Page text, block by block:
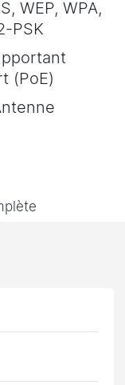
WEP, WPA,
PSK
(PoE)